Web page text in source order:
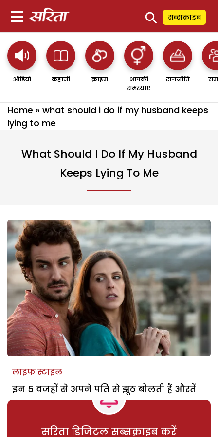
⚲ सब्सक्राइब
ऑडियो कहानी क्राइम
आपकी
समस्याएं
राजनीति
Home » what should i do if my husband keeps
lying to me
What Should I Do If My Husband
Keeps Lying To Me
लाइफ स्टाइल
इन 5 वजहों से अपने पति से झूठ बोलती हैं औरतें
सरिता डिजिटल सब्सक्राइब करें